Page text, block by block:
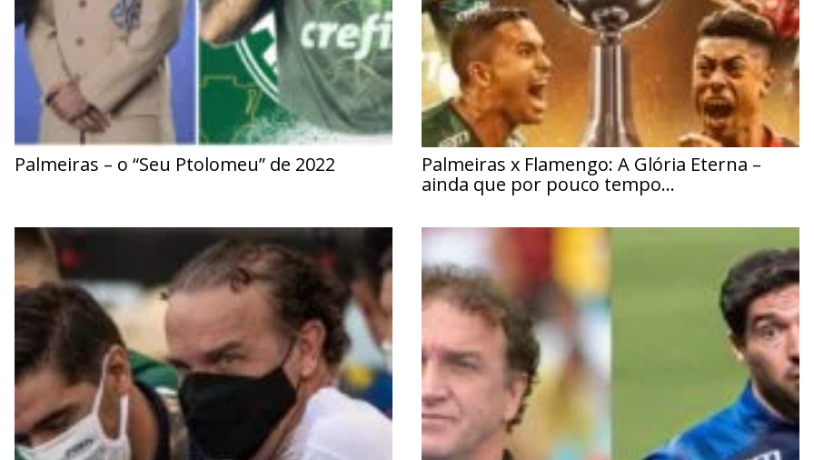
Palmeiras – o “Seu Ptolomeu” de 2022
Palmeiras x Flamengo: A Glória Eterna –
ainda que por pouco tempo…